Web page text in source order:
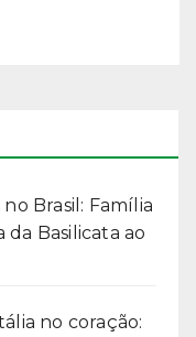
Brasil: Família
Basilicata ao
no coração: